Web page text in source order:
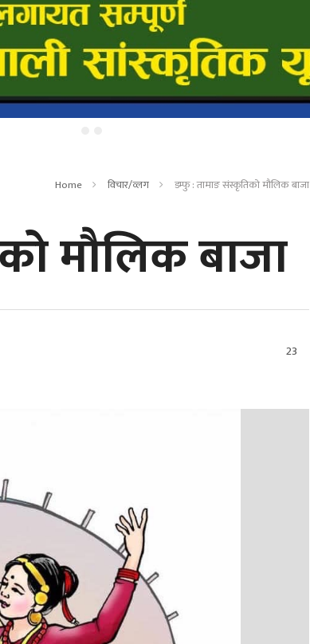
Home विचार/व्लग डम्फु : तामाङ संस्कृतिको मौलिक बाजा
मौलिक बाजा
23